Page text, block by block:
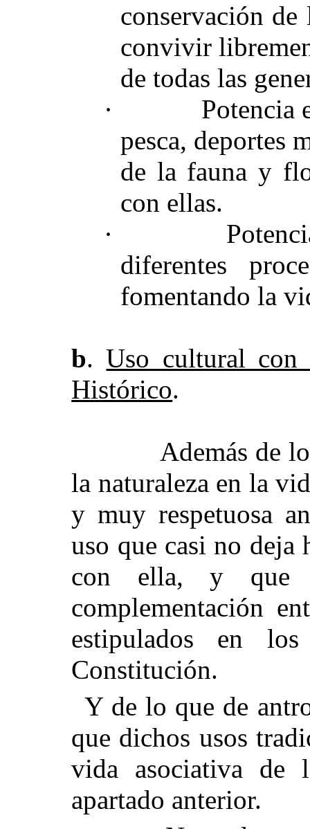
conservación de
convivir
de todas las
·
Potencia
pesca, deportes
de la fauna y
con ellas.
·
diferentes
fomentando la
b.Uso cultural con
Histórico.
Además de lo
la naturaleza en la
y muy respetuosa
uso que casi no deja
con ella, y que
complementación
estipulados en
Constitución.
Y de lo que de
que dichos usos
vida asociativa de
apartado anterior.